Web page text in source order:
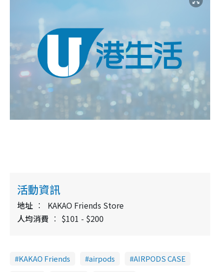
活動資訊
地址
KAKAO Friends Store
人均消費
$101 - $200
KAKAO Friends airpods
AIRPODS CASE